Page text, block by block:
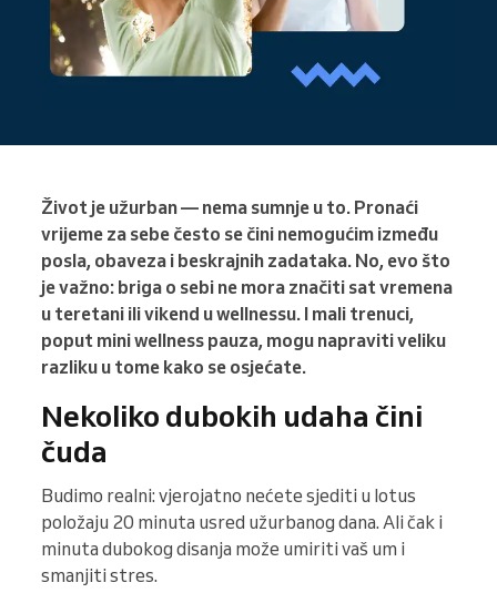
Život je užurban — nema sumnje u to. Pronaći
vrijeme za sebe često se čini nemogućim između
posla, obaveza i beskrajnih zadataka. No, evo što
je važno: briga o sebi ne mora značiti sat vremena
u teretani ili vikend u wellnessu. I mali trenuci,
poput mini wellness pauza, mogu napraviti veliku
razliku u tome kako se osjećate.
Nekoliko dubokih udaha čini
čuda
Budimo realni: vjerojatno nećete sjediti u lotus
položaju 20 minuta usred užurbanog dana. Ali čak i
minuta dubokog disanja može umiriti vaš um i
smanjiti stres.